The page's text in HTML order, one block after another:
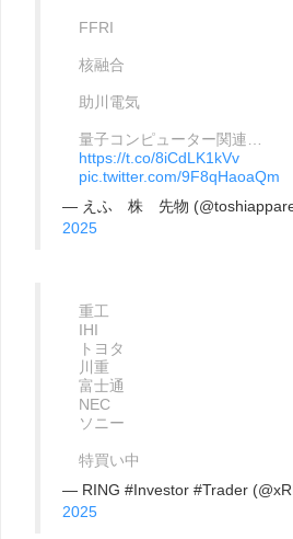
FFRI
核融合
助川電気
量子コンピューター関連…
https://t.co/8iCdLK1kVv
pic.twitter.com/9F8qHaoaQm
— えふ 株 先物
2025
重工
IHI
トヨタ
川重
富士通
NEC
ソニー
特買い中
— RING #Investor #Trader
2025